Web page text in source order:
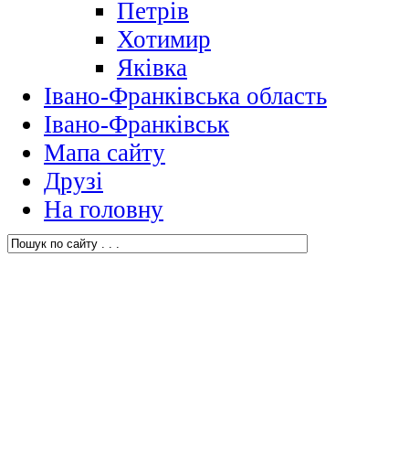
Петрів
Хотимир
Яківка
Івано-Франківська область
Івано-Франківськ
Мапа сайту
Друзі
На головну